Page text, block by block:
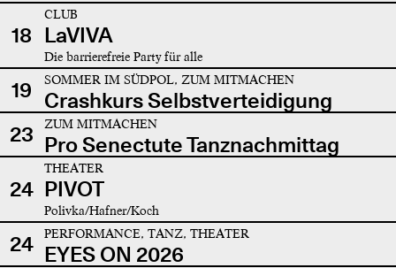
18
CLUB
LaVIVA
Die barrierefreie Party für alle
19 SOMMER IM SÜDPOL, ZUM MITMACHEN
Crashkurs Selbstverteidigung
23
ZUM MITMACHEN
Pro Senectute Tanznachmittag
24
THEATER
PIVOT
Polivka/Hafner/Koch
24 PERFORMANCE, TANZ, THEATER
EYES ON 2026